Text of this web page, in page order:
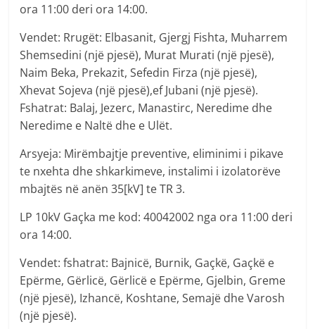
ora 11:00 deri ora 14:00.
Vendet: Rrugët: Elbasanit, Gjergj Fishta, Muharrem
Shemsedini (një pjesë), Murat Murati (një pjesë),
Naim Beka, Prekazit, Sefedin Firza (një pjesë),
Xhevat Sojeva (një pjesë),ef Jubani (një pjesë).
Fshatrat: Balaj, Jezerc, Manastirc, Neredime dhe
Neredime e Naltë dhe e Ulët.
Arsyeja: Mirëmbajtje preventive, eliminimi i pikave
te nxehta dhe shkarkimeve, instalimi i izolatorëve
mbajtës në anën 35[kV] te TR 3.
LP 10kV Gaçka me kod: 40042002 nga ora 11:00 deri
ora 14:00.
Vendet: fshatrat: Bajnicë, Burnik, Gaçkë, Gaçkë e
Epërme, Gërlicë, Gërlicë e Epërme, Gjelbin, Greme
(një pjesë), Izhancë, Koshtane, Semajë dhe Varosh
(një pjesë).